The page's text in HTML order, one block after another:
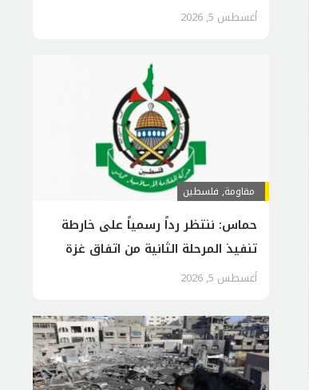
أغسطس 5, 2026
مقاومة, فلسطين
حماس: ننتظر رداً رسمياً على خارطة
تنفيذ المرحلة الثانية من اتفاق غزة
أغسطس 5, 2026